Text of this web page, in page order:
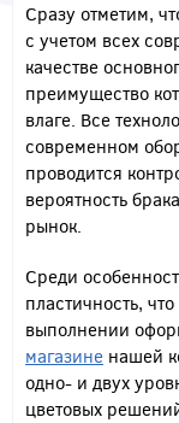
Сразу отметим,
с учетом всех
качестве
преимущество
влаге. Все
современном
проводится
вероятность
рынок.
Среди
пластичность,
выполнении
магазине нашей
одно- и двух
цветовых